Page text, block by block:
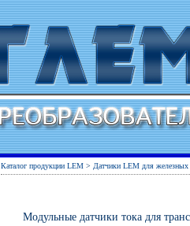
Каталог продукции LEM > Датчики LEM для железных
Модульные датчики тока для